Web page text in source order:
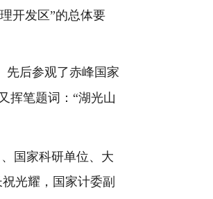
开发区”的总体要
先后参观了赤峰国家
挥笔题词：“湖光山
国家科研单位、大
光耀，国家计委副